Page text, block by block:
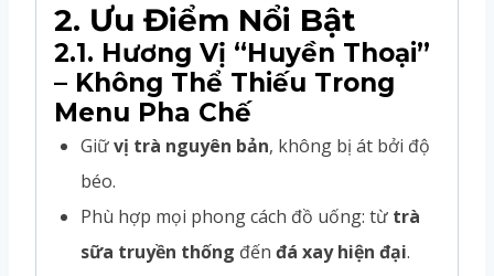
2. Ưu Điểm Nổi Bật
2.1. Hương Vị “Huyền Thoại”
– Không Thể Thiếu Trong
Menu Pha Chế
Giữvị trà nguyên bản, không bị át bởi độ
béo.
Phù hợp mọi phong cách đồ uống: từ trà
sữa truyền thống đến đá xay hiện đại.